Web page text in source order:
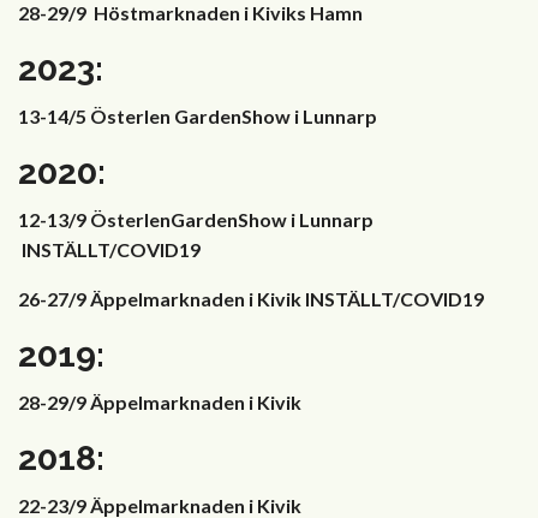
28-29/9 Höstmarknaden i Kiviks Hamn
2023:
13-14/5 Österlen GardenShow i Lunnarp
2020:
12-13/9 ÖsterlenGardenShow i Lunnarp
INSTÄLLT/COVID19
26-27/9 Äppelmarknaden i Kivik INSTÄLLT/COVID19
2019:
28-29/9 Äppelmarknaden i Kivik
2018:
22-23/9 Äppelmarknaden i Kivik